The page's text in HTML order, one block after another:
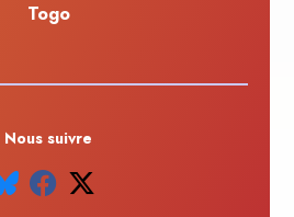
Togo
Nous suivre